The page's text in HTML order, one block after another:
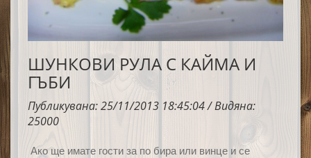
ШУНКОВИ РУЛА С КАЙМА И
ГЪБИ
Публикувана: 25/11/2013 18:45:04 / Видяна:
25000
Ако ще имате гости за по бира или винце и се